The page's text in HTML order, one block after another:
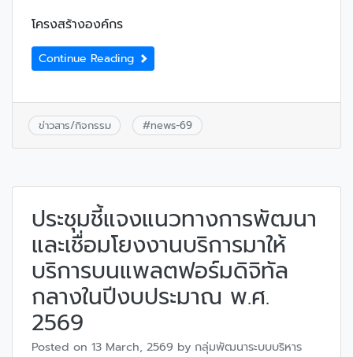
โครงสร้างองค์กร
Continue Reading
ข่าวสาร/กิจกรรม #news-69
ประชุมชี้แจงแนวทางการพัฒนา
และเชื่อมโยงงานบริการมาให้
บริการบนแพลตฟอร์มดิจิทัล
กลางในปีงบประมาณ พ.ศ.
2569
Posted on 13 March, 2569 by กลุ่มพัฒนาระบบบริหาร